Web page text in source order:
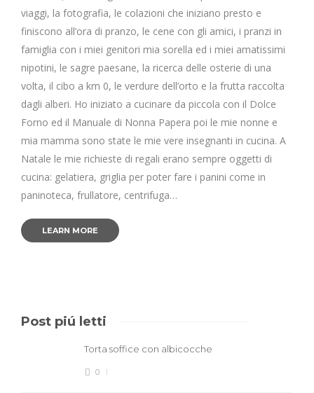
viaggi, la fotografia, le colazioni che iniziano presto e
finiscono all’ora di pranzo, le cene con gli amici, i pranzi in
famiglia con i miei genitori mia sorella ed i miei amatissimi
nipotini, le sagre paesane, la ricerca delle osterie di una
volta, il cibo a km 0, le verdure dell’orto e la frutta raccolta
dagli alberi. Ho iniziato a cucinare da piccola con il Dolce
Forno ed il Manuale di Nonna Papera poi le mie nonne e
mia mamma sono state le mie vere insegnanti in cucina. A
Natale le mie richieste di regali erano sempre oggetti di
cucina: gelatiera, griglia per poter fare i panini come in
paninoteca, frullatore, centrifuga…
LEARN MORE
Post piú letti
Torta soffice con albicocche
0